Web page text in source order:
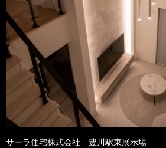
サーラ住宅株式会社 豊川駅東展示場